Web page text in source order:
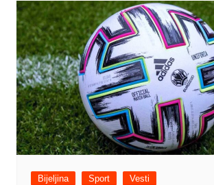
Bijeljina Sport Vesti